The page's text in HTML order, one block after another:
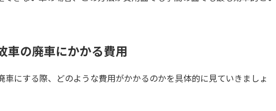
車の廃車にかかる費用
車にする際、どのような費用がかかるのかを具体的に見ていきましょ